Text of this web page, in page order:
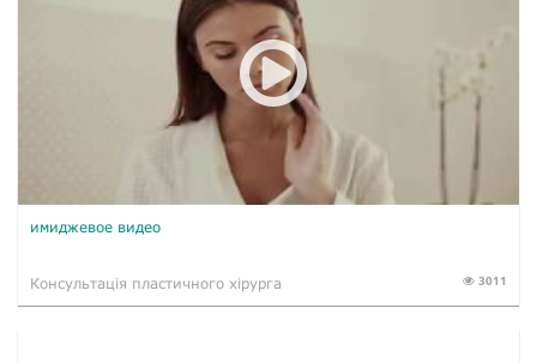
имиджевое видео
Консультація пластичного хірурга 3011